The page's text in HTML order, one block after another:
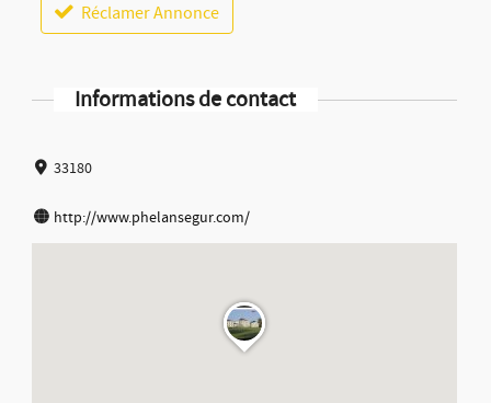
Réclamer Annonce
Informations de contact
33180
http://www.phelansegur.com/